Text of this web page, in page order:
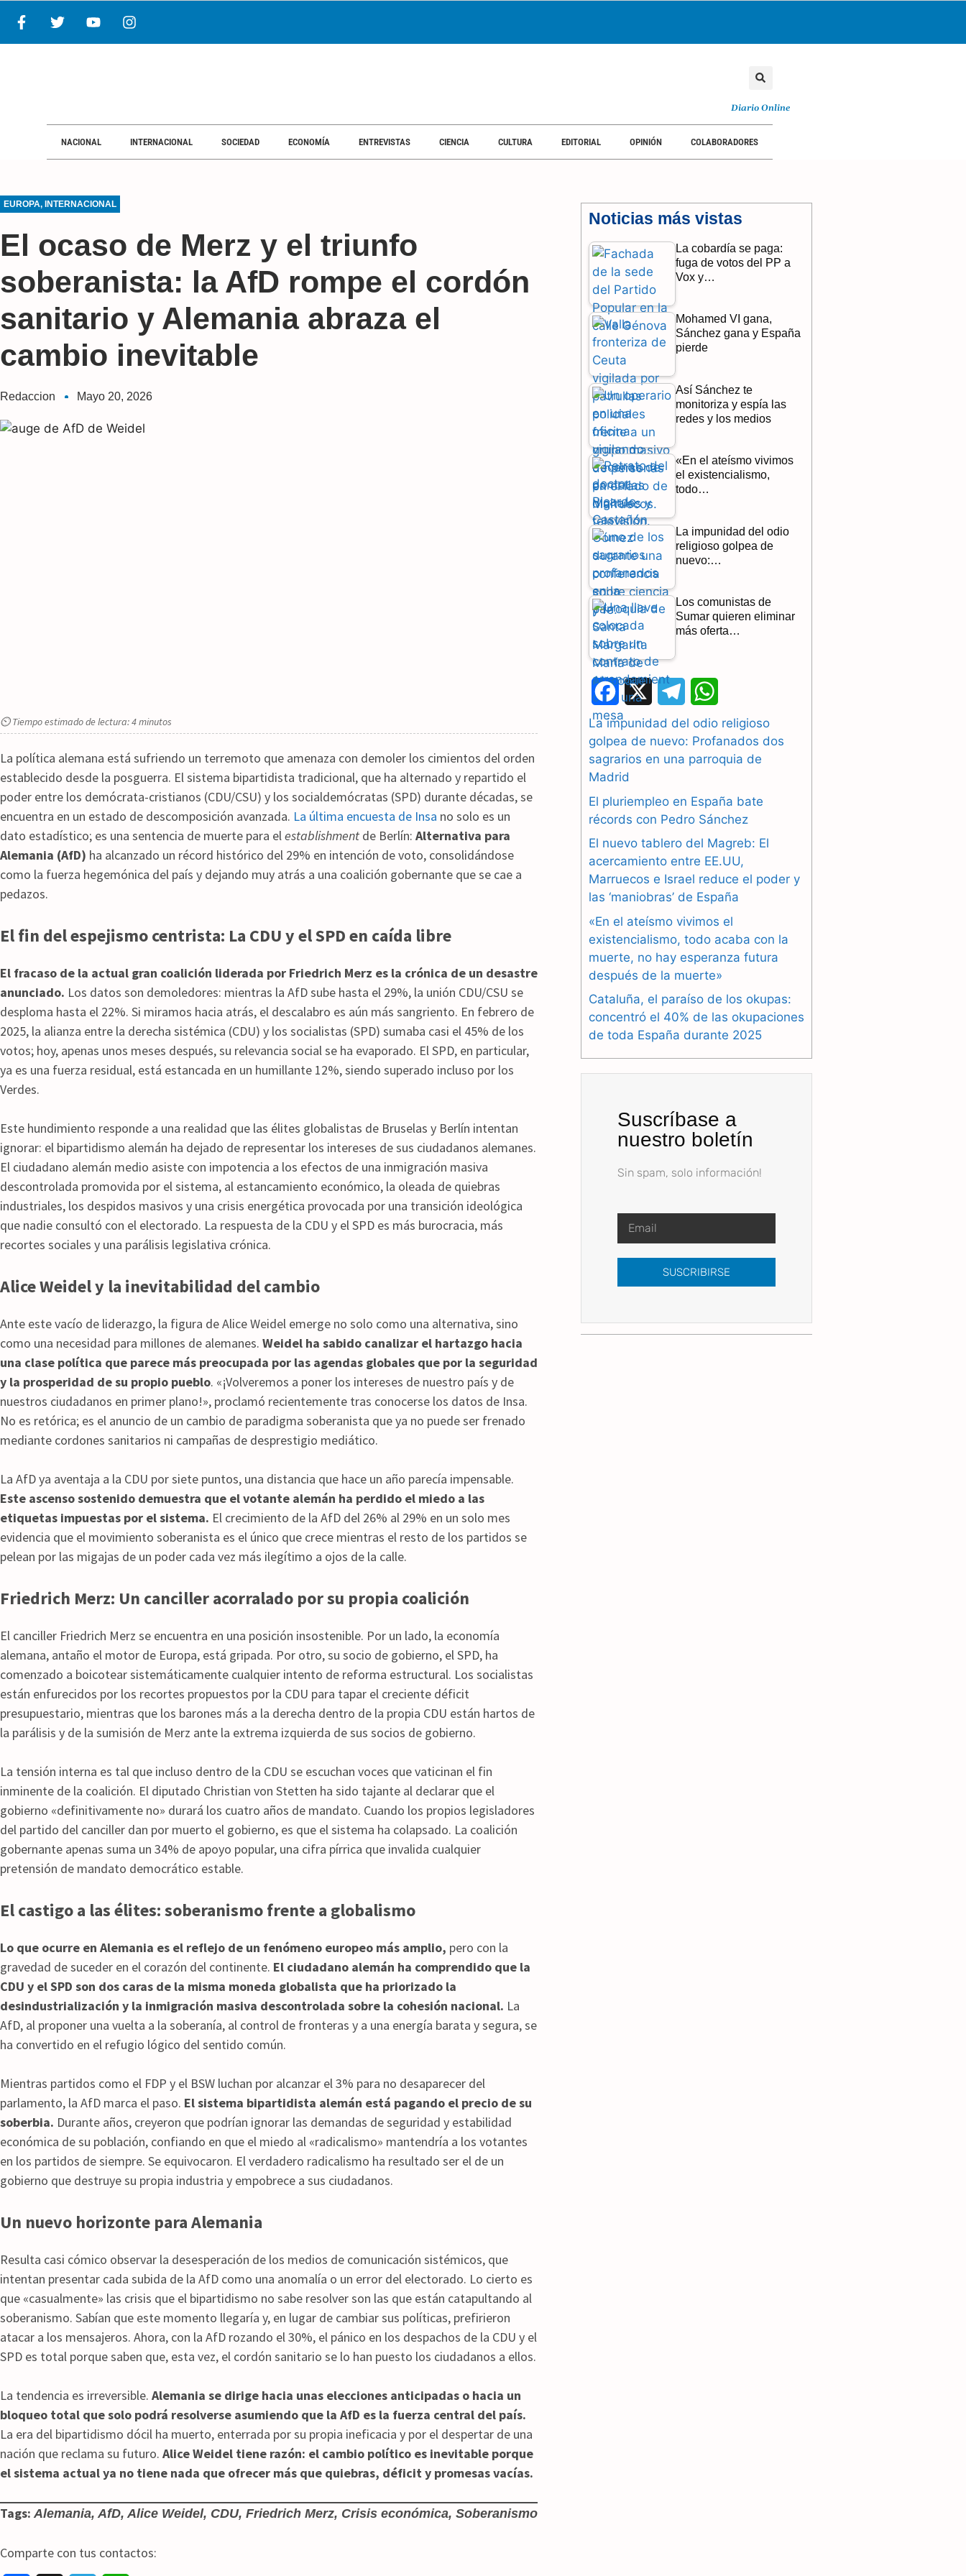
Diario Online
NACIONAL INTERNACIONAL SOCIEDAD ECONOMÍA ENTREVISTAS CIENCIA CULTURA EDITORIAL OPINIÓN COLABORADORES
EUROPA, INTERNACIONAL
El ocaso de Merz y el triunfo
soberanista: la AfD rompe el cordón
sanitario y Alemania abraza el
cambio inevitable
Redaccion Mayo 20, 2026
⏲ Tiempo estimado de lectura: 4 minutos
La política alemana está sufriendo un terremoto que amenaza con demoler los cimientos del orden
establecido desde la posguerra. El sistema bipartidista tradicional, que ha alternado y repartido el
poder entre los demócrata-cristianos (CDU/CSU) y los socialdemócratas (SPD) durante décadas, se
encuentra en un estado de descomposición avanzada. La última encuesta de Insa no solo es un
dato estadístico; es una sentencia de muerte para elestablishment de Berlín: Alternativa para
Alemania (AfD) ha alcanzado un récord histórico del 29% en intención de voto, consolidándose
como la fuerza hegemónica del país y dejando muy atrás a una coalición gobernante que se cae a
pedazos.
El fin del espejismo centrista: La CDU y el SPD en caída libre
El fracaso de la actual gran coalición liderada por Friedrich Merz es la crónica de un desastre
anunciado. Los datos son demoledores: mientras la AfD sube hasta el 29%, la unión CDU/CSU se
desploma hasta el 22%. Si miramos hacia atrás, el descalabro es aún más sangriento. En febrero de
2025, la alianza entre la derecha sistémica (CDU) y los socialistas (SPD) sumaba casi el 45% de los
votos; hoy, apenas unos meses después, su relevancia social se ha evaporado. El SPD, en particular,
ya es una fuerza residual, está estancada en un humillante 12%, siendo superado incluso por los
Verdes.
Este hundimiento responde a una realidad que las élites globalistas de Bruselas y Berlín intentan
ignorar: el bipartidismo alemán ha dejado de representar los intereses de sus ciudadanos alemanes.
El ciudadano alemán medio asiste con impotencia a los efectos de una inmigración masiva
descontrolada promovida por el sistema, al estancamiento económico, la oleada de quiebras
industriales, los despidos masivos y una crisis energética provocada por una transición ideológica
que nadie consultó con el electorado. La respuesta de la CDU y el SPD es más burocracia, más
recortes sociales y una parálisis legislativa crónica.
Alice Weidel y la inevitabilidad del cambio
Ante este vacío de liderazgo, la figura de Alice Weidel emerge no solo como una alternativa, sino
como una necesidad para millones de alemanes. Weidel ha sabido canalizar el hartazgo hacia
una clase política que parece más preocupada por las agendas globales que por la seguridad
y la prosperidad de su propio pueblo. «¡Volveremos a poner los intereses de nuestro país y de
nuestros ciudadanos en primer plano!», proclamó recientemente tras conocerse los datos de Insa.
No es retórica; es el anuncio de un cambio de paradigma soberanista que ya no puede ser frenado
mediante cordones sanitarios ni campañas de desprestigio mediático.
La AfD ya aventaja a la CDU por siete puntos, una distancia que hace un año parecía impensable.
Este ascenso sostenido demuestra que el votante alemán ha perdido el miedo a las
etiquetas impuestas por el sistema. El crecimiento de la AfD del 26% al 29% en un solo mes
evidencia que el movimiento soberanista es el único que crece mientras el resto de los partidos se
pelean por las migajas de un poder cada vez más ilegítimo a ojos de la calle.
Friedrich Merz: Un canciller acorralado por su propia coalición
El canciller Friedrich Merz se encuentra en una posición insostenible. Por un lado, la economía
alemana, antaño el motor de Europa, está gripada. Por otro, su socio de gobierno, el SPD, ha
comenzado a boicotear sistemáticamente cualquier intento de reforma estructural. Los socialistas
están enfurecidos por los recortes propuestos por la CDU para tapar el creciente déficit
presupuestario, mientras que los barones más a la derecha dentro de la propia CDU están hartos de
la parálisis y de la sumisión de Merz ante la extrema izquierda de sus socios de gobierno.
La tensión interna es tal que incluso dentro de la CDU se escuchan voces que vaticinan el fin
inminente de la coalición. El diputado Christian von Stetten ha sido tajante al declarar que el
gobierno «definitivamente no» durará los cuatro años de mandato. Cuando los propios legisladores
del partido del canciller dan por muerto el gobierno, es que el sistema ha colapsado. La coalición
gobernante apenas suma un 34% de apoyo popular, una cifra pírrica que invalida cualquier
pretensión de mandato democrático estable.
El castigo a las élites: soberanismo frente a globalismo
Lo que ocurre en Alemania es el reflejo de un fenómeno europeo más amplio, pero con la
gravedad de suceder en el corazón del continente. El ciudadano alemán ha comprendido que la
CDU y el SPD son dos caras de la misma moneda globalista que ha priorizado la
desindustrialización y la inmigración masiva descontrolada sobre la cohesión nacional. La
AfD, al proponer una vuelta a la soberanía, al control de fronteras y a una energía barata y segura, se
ha convertido en el refugio lógico del sentido común.
Mientras partidos como el FDP y el BSW luchan por alcanzar el 3% para no desaparecer del
parlamento, la AfD marca el paso. El sistema bipartidista alemán está pagando el precio de su
soberbia. Durante años, creyeron que podrían ignorar las demandas de seguridad y estabilidad
económica de su población, confiando en que el miedo al «radicalismo» mantendría a los votantes
en los partidos de siempre. Se equivocaron. El verdadero radicalismo ha resultado ser el de un
gobierno que destruye su propia industria y empobrece a sus ciudadanos.
Un nuevo horizonte para Alemania
Resulta casi cómico observar la desesperación de los medios de comunicación sistémicos, que
intentan presentar cada subida de la AfD como una anomalía o un error del electorado. Lo cierto es
que «casualmente» las crisis que el bipartidismo no sabe resolver son las que están catapultando al
soberanismo. Sabían que este momento llegaría y, en lugar de cambiar sus políticas, prefirieron
atacar a los mensajeros. Ahora, con la AfD rozando el 30%, el pánico en los despachos de la CDU y el
SPD es total porque saben que, esta vez, el cordón sanitario se lo han puesto los ciudadanos a ellos.
La tendencia es irreversible. Alemania se dirige hacia unas elecciones anticipadas o hacia un
bloqueo total que solo podrá resolverse asumiendo que la AfD es la fuerza central del país.
La era del bipartidismo dócil ha muerto, enterrada por su propia ineficacia y por el despertar de una
nación que reclama su futuro. Alice Weidel tiene razón: el cambio político es inevitable porque
el sistema actual ya no tiene nada que ofrecer más que quiebras, déficit y promesas vacías.
Tags: Alemania, AfD, Alice Weidel, CDU, Friedrich Merz, Crisis económica, Soberanismo
Comparte con tus contactos:
Noticias más vistas
La cobardía se paga:
fuga de votos del PP a
Vox y…
Mohamed VI gana,
Sánchez gana y España
pierde
Así Sánchez te
monitoriza y espía las
redes y los medios
«En el ateísmo vivimos
el existencialismo,
todo…
La impunidad del odio
religioso golpea de
nuevo:…
Los comunistas de
Sumar quieren eliminar
más oferta…
F
a
c
e
b
o
o
k
e
l
g
r
a
m
h
a
s
A
p
p
La impunidad del odio religioso
golpea de nuevo: Profanados dos
sagrarios en una parroquia de
Madrid
El pluriempleo en España bate
récords con Pedro Sánchez
El nuevo tablero del Magreb: El
acercamiento entre EE.UU,
Marruecos e Israel reduce el poder y
las ‘maniobras’ de España
«En el ateísmo vivimos el
existencialismo, todo acaba con la
muerte, no hay esperanza futura
después de la muerte»
Cataluña, el paraíso de los okupas:
concentró el 40% de las okupaciones
de toda España durante 2025
Suscríbase a
nuestro boletín
Sin spam, solo información!
SUSCRIBIRSE